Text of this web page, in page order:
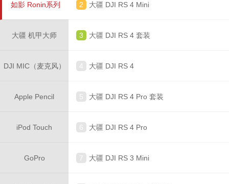
如影 Ronin系列
大疆 机甲大师
DJI MIC（麦克风）
Apple Pencil
iPod Touch
GoPro
2 大疆 DJI RS 4 Mini
3 大疆 DJI RS 4 套装
4 大疆 DJI RS 4
5 大疆 DJI RS 4 Pro 套装
6 大疆 DJI RS 4 Pro
7 大疆 DJI RS 3 Mini